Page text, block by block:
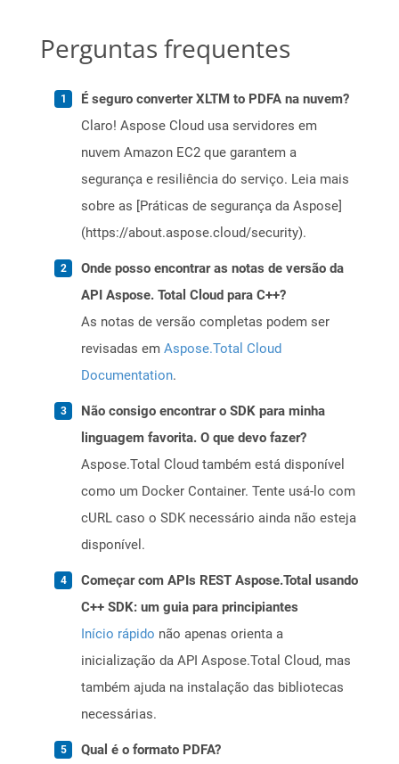
Perguntas frequentes
É seguro converter XLTM to PDFA na nuvem?
Claro! Aspose Cloud usa servidores em
nuvem Amazon EC2 que garantem a
segurança e resiliência do serviço. Leia mais
sobre as [Práticas de segurança da Aspose]
(https://about.aspose.cloud/security).
Onde posso encontrar as notas de versão da
API Aspose. Total Cloud para C++?
As notas de versão completas podem ser
revisadas em Aspose.Total Cloud
Documentation.
Não consigo encontrar o SDK para minha
linguagem favorita. O que devo fazer?
Aspose.Total Cloud também está disponível
como um Docker Container. Tente usá-lo com
cURL caso o SDK necessário ainda não esteja
disponível.
Começar com APIs REST Aspose.Total usando
C++ SDK: um guia para principiantes
Início rápido não apenas orienta a
inicialização da API Aspose.Total Cloud, mas
também ajuda na instalação das bibliotecas
necessárias.
Qual é o formato PDFA?